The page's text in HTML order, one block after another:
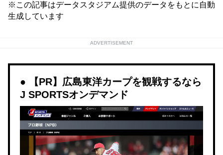
※この記事はデータスタジアム提供のデータをもとに自動
生成しています
ADVERTISEMENT
【PR】広島東洋カープを観戦するなら
J SPORTSオンデマンド